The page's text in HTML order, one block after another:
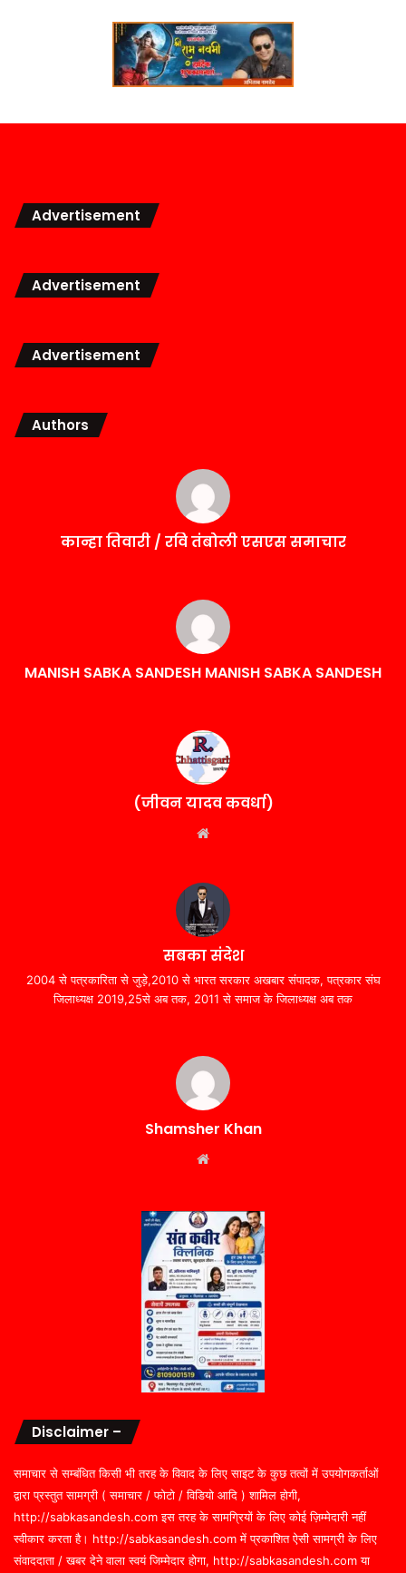
Advertisement
Advertisement
Advertisement
Authors
कान्हा तिवारी / रवि तंबोली एसएस समाचार
MANISH SABKA SANDESH MANISH SABKA SANDESH
(जीवन यादव कवर्धा)
सबका संदेश
2004 से पत्रकारिता से जुड़े,2010 से भारत सरकार अखबार संपादक, पत्रकार संघ
जिलाध्यक्ष 2019,25से अब तक, 2011 से समाज के जिलाध्यक्ष अब तक
Shamsher Khan
Disclaimer –
समाचार से सम्बंधित किसी भी तरह के विवाद के लिए साइट के कुछ तत्वों में उपयोगकर्ताओं
द्वारा प्रस्तुत सामग्री ( समाचार / फोटो / विडियो आदि ) शामिल होगी,
http://sabkasandesh.com इस तरह के सामग्रियों के लिए कोई ज़िम्मेदारी नहीं
स्वीकार करता है। http://sabkasandesh.com में प्रकाशित ऐसी सामग्री के लिए
संवाददाता / खबर देने वाला स्वयं जिम्मेदार होगा, http://sabkasandesh.com या